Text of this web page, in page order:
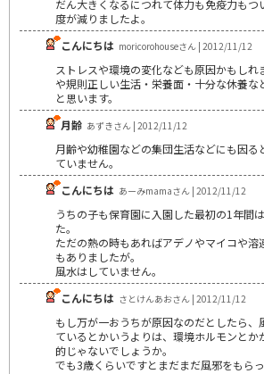
だん大きくなるにつれて体力も免疫力もつ
度が減りましたよ。
こんにちは moricorohouseさん | 2012/11/12
ストレスや環境の変化なども原因かもしれ
や規則正しい生活・栄養面・十分な休養な
と思います。
月齢 あずきさん | 2012/11/12
月齢や幼稚園などの集団生活などにも因る
ていません。
こんにちは あーみmamaさん | 2012/11/12
うちの子も保育園に入園した最初の1年間
た。
ただの熱の時もあればアデノやマイコや溶
もありましたが。
風水はしていません。
こんにちは さとけんあおさん | 2012/11/12
もし万が一おうちが原因なのだとしたら、
ているとかいうよりは、環境ホルモンとか
的じゃないでしょうか。
でも3歳くらいですとまだまだ風邪をもら